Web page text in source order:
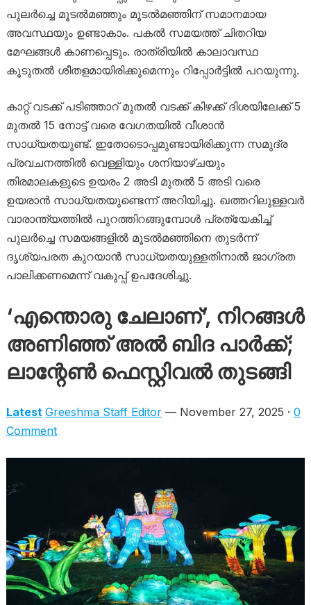
പുലർച്ചെ മൂടൽമഞ്ഞും മൂടൽമഞ്ഞിന് സമാനമായ
അവസ്ഥയും ഉണ്ടാകാം. പകൽ സമയത്ത് ചിതറിയ
മേഘങ്ങൾ കാണപ്പെടും. രാത്രിയിൽ കാലാവസ്ഥ
കൂടുതൽ ശീതളമായിരിക്കുമെന്നും റിപ്പോർട്ടിൽ പറയുന്നു.
കാറ്റ് വടക്ക് പടിഞ്ഞാറ് മുതൽ വടക്ക് കിഴക്ക് ദിശയിലേക്ക് 5
മുതൽ 15 നോട്ട് വരെ വേഗതയിൽ വീശാൻ
സാധ്യതയുണ്ട്. ഇതോടൊപ്പമുണ്ടായിരിക്കുന്ന സമുദ്ര
പ്രവചനത്തിൽ വെള്ളിയും ശനിയാഴ്ചയും
തിരമാലകളുടെ ഉയരം 2 അടി മുതൽ 5 അടി വരെ
ഉയരാൻ സാധ്യതയുണ്ടെന്ന് അറിയിച്ചു. ഖത്തറിലുള്ളവർ
വാരാന്ത്യത്തിൽ പുറത്തിറങ്ങുമ്പോൾ പ്രത്യേകിച്ച്
പുലർച്ചെ സമയങ്ങളിൽ മൂടൽമഞ്ഞിനെ തുടർന്ന്
ദൃശ്യപരത കുറയാൻ സാധ്യതയുള്ളതിനാൽ ജാഗ്രത
പാലിക്കണമെന്ന് വകുപ്പ് ഉപദേശിച്ചു.
‘എന്തൊരു ചേലാണ്’, നിറങ്ങൾ
അണിഞ്ഞ് അ​ൽ ബി​ദ പാ​ർ​ക്ക്;
ലാ​ന്റേ​ൺ ഫെ​സ്റ്റി​വ​ൽ തുടങ്ങി
Latest Greeshma Staff Editor— November 27, 2025 · 0
Comment